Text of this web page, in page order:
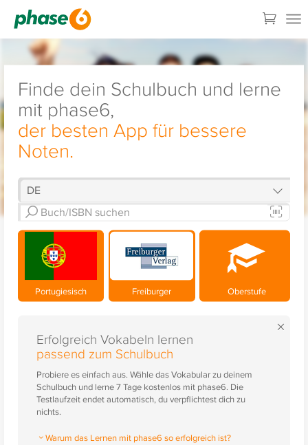
Finde dein Schulbuch und lerne
mit phase6,
der besten App für bessere
Noten.
Portugiesisch Freiburger Oberstufe
×
Erfolgreich Vokabeln lernen
passend zum Schulbuch
Probiere es einfach aus. Wähle das Vokabular zu deinem
Schulbuch und lerne 7 Tage kostenlos mit phase6. Die
Testlaufzeit endet automatisch, du verpflichtest dich zu
nichts.
Warum das Lernen mit phase6 so erfolgreich ist?